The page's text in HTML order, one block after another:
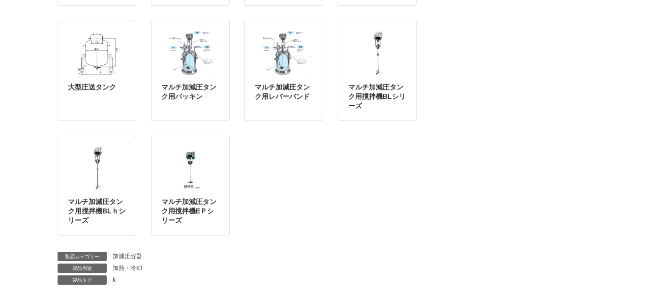
大型圧送タンク
マルチ加減圧タン
ク用パッキン
マルチ加減圧タン
ク用レバーバンド
マルチ加減圧タン
ク用撹拌機BLシリ
ーズ
マルチ加減圧タン
ク用撹拌機BLｈシ
リーズ
マルチ加減圧タン
ク用撹拌機EＰシ
リーズ
製品カテゴリー 加減圧容器
製品用途 加熱・冷却
製品タグ k